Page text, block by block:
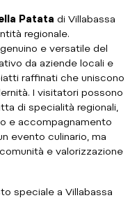
Patata di Villabassa
regionale.
e versatile del
da aziende locali e
raffinati che uniscono
I visitatori possono
di specialità regionali,
e accompagnamento
evento culinario, ma
e valorizzazione
speciale a Villabassa